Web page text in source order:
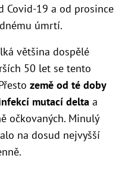
Covid-19 a od prosince
úmrtí.
většina dospělé
50 let se tento
země od té doby
mutací delta a
očkovaných. Minulý
na dosud nejvyšší